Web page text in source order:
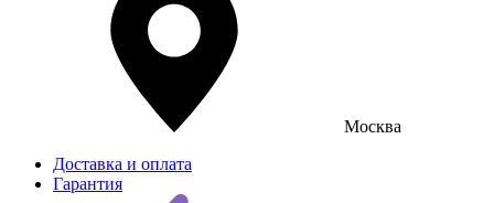
Москва
Доставка и оплата
Гарантия